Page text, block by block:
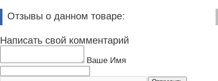
Отзывы о данном товаре:
Написать свой комментарий
Ваше Имя